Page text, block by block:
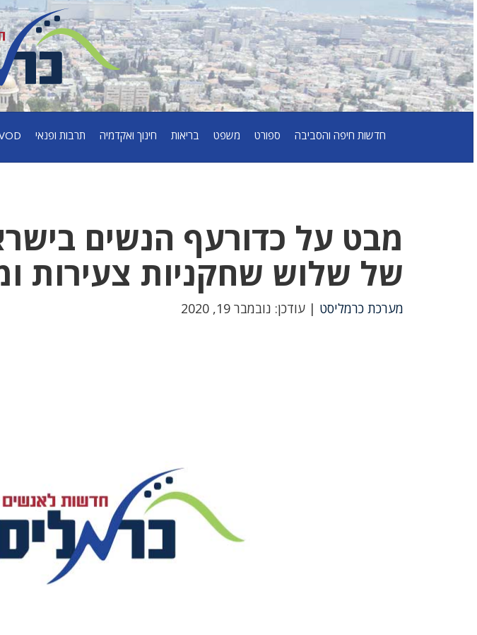
חדשות חיפה והסביבה ספורט משפט בריאות חינוך ואקדמיה תרבות ופנאי
מבט על כדורעף הנשים
של שלוש שחקניות צעירות
מערכת כרמליסט | עודכן: נובמבר 19, 2020